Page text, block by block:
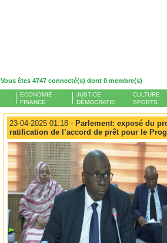
Vous êtes 4747 connecté(s) dont 0 membre(s)
ECONOMIE
FINANCE
JUSTICE
DÉMOCRATIE
CULTURE
SPORTS
23-04-2025 01:18 - Parlement: exposé du
ratification de l’accord de prêt pour le